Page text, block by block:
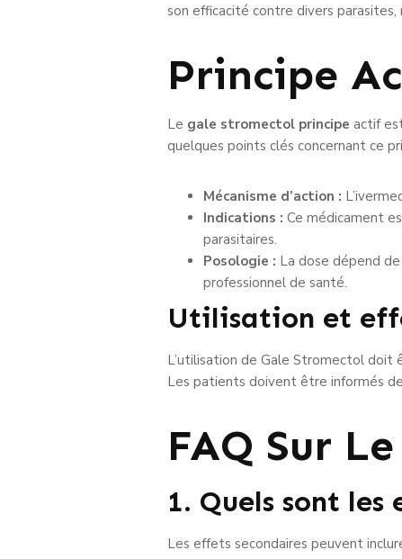
son efficacité contre divers
Principe
Le gale stromectol principe actif
quelques points clés concernant ce
Mécanisme d’action :
Indications : Ce médicament
parasitaires.
Posologie : La dose dépend
professionnel de santé.
Utilisation et
L’utilisation de Gale Stromectol doit
Les patients doivent être informés
FAQ Sur
1. Quels sont
Les effets secondaires peuvent